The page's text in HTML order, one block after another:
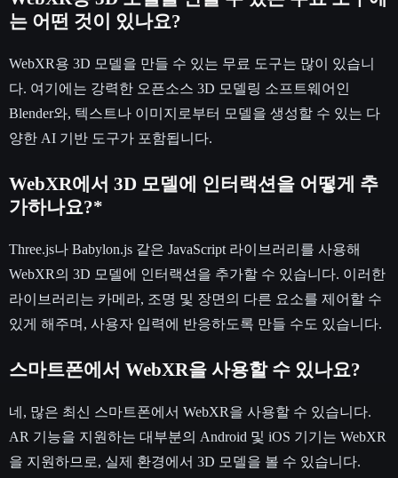
는 어떤 것이 있나요?
WebXR용 3D 모델을 만들 수 있는 무료 도구는 많이 있습니
다. 여기에는 강력한 오픈소스 3D 모델링 소프트웨어인
Blender와, 텍스트나 이미지로부터 모델을 생성할 수 있는 다
양한 AI 기반 도구가 포함됩니다.
WebXR에서 3D 모델에 인터랙션을 어떻게 추
가하나요?*
Three.js나 Babylon.js 같은 JavaScript 라이브러리를 사용해
WebXR의 3D 모델에 인터랙션을 추가할 수 있습니다. 이러한
라이브러리는 카메라, 조명 및 장면의 다른 요소를 제어할 수
있게 해주며, 사용자 입력에 반응하도록 만들 수도 있습니다.
스마트폰에서 WebXR을 사용할 수 있나요?
네, 많은 최신 스마트폰에서 WebXR을 사용할 수 있습니다.
AR 기능을 지원하는 대부분의 Android 및 iOS 기기는 WebXR
을 지원하므로, 실제 환경에서 3D 모델을 볼 수 있습니다.